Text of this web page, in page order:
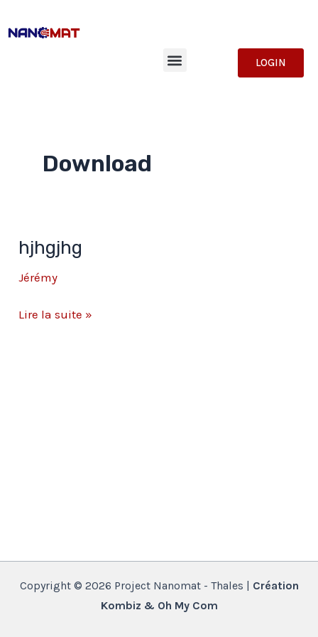
au
Menu LOGIN
Download
hjhgjhg
Jérémy
hjhgjhg
Lire la suite »
Copyright © 2026 Project Nanomat - Thales | Création
Kombiz & Oh My Com